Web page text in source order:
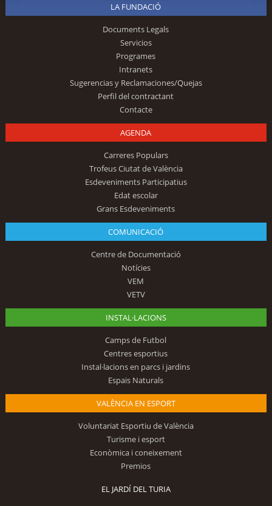
LA FUNDACIÓ
Documents Legals
Servicios
Programes
Intranets
Sugerencias y Reclamaciones/Quejas
Perfil del contractant
Contacte
AGENDA
Carreres Populars
Trofeus Ciutat de València
Esdeveniments Participatius
Edat escolar
Grans Esdeveniments
COMUNICACIÓ
Centre de Documentació
Notícies
VEM
VETV
INSTAL·LACIONS
Camps de Futbol
Centres esportius
Instal·lacions en parcs i jardins
Espais Naturals
VALÈNCIA EN ESPORT
Voluntariat Esportiu de València
Turisme i esport
Econòmica i coneixement
Premios
EL JARDÍ DEL TURIA